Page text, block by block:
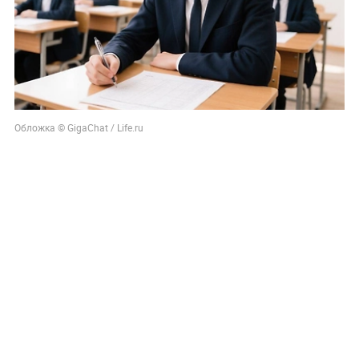
Обложка © GigaChat / Life.ru